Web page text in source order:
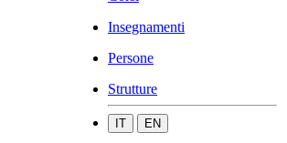
Insegnamenti
Persone
Strutture
IT EN